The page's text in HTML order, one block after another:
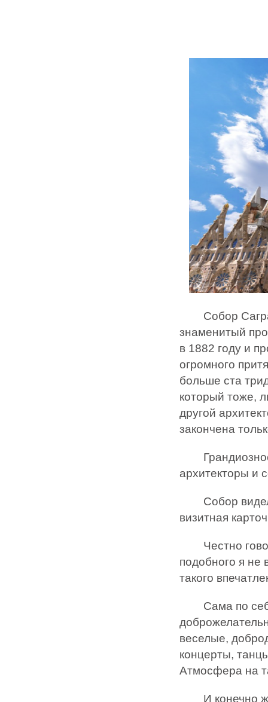
Собор
знаменитый
в 1882 году и
огромного
больше ста
который тоже,
другой
закончена
Грандиозное
архитекторы и
Собор видел
визитная
Честно
подобного я не
такого
Сама по себе
веселые,
концерты,
Атмосфера на
И конечно же